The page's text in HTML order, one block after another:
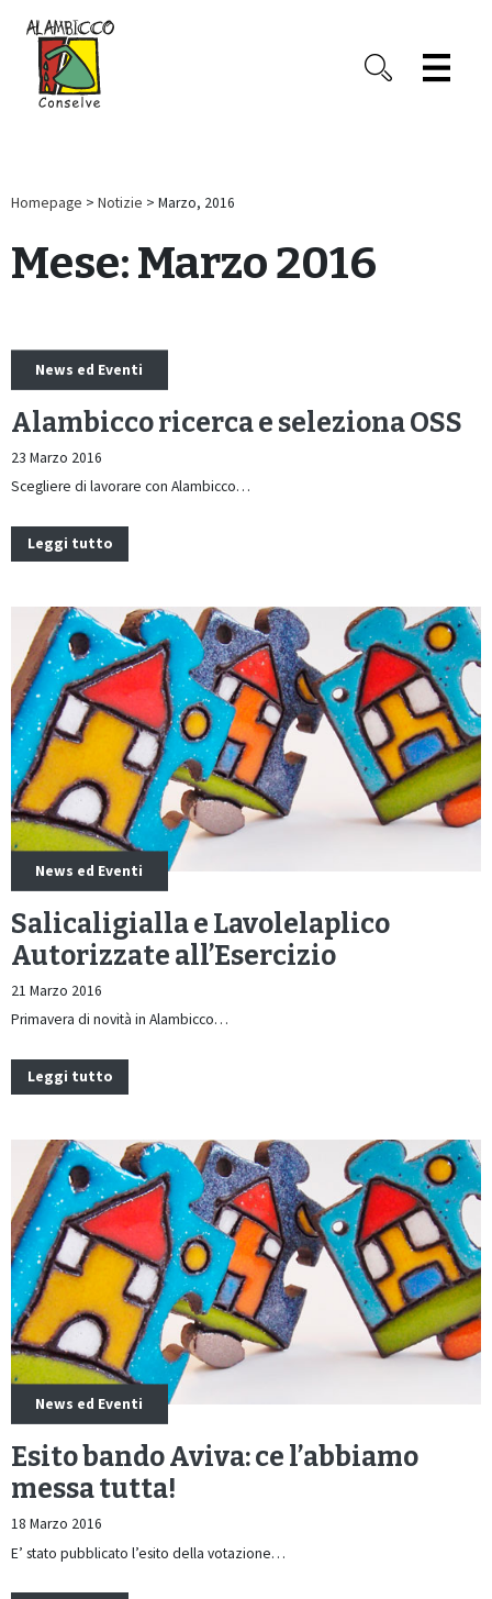
Homepage > Notizie > Marzo, 2016
Mese:Marzo 2016
News ed Eventi
Alambicco ricerca e seleziona OSS
23 Marzo 2016
Scegliere di lavorare con Alambicco…
Leggi tutto
News ed Eventi
Salicaligialla e Lavolelaplico
Autorizzate all’Esercizio
21 Marzo 2016
Primavera di novità in Alambicco…
Leggi tutto
News ed Eventi
Esito bando Aviva: ce l’abbiamo
messa tutta!
18 Marzo 2016
E’ stato pubblicato l’esito della votazione…